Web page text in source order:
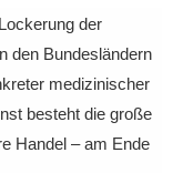
der
den Bundesländern
medizinischer
besteht die große
Handel – am Ende